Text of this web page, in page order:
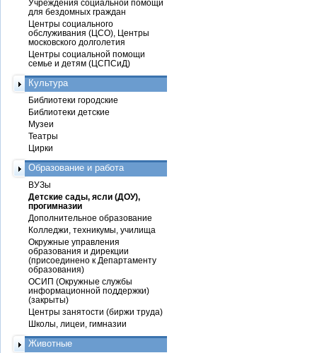
Учреждения социальной помощи
для бездомных граждан
Центры социального
обслуживания (ЦСО), Центры
московского долголетия
Центры социальной помощи
семье и детям (ЦСПСиД)
Культура
Библиотеки городские
Библиотеки детские
Музеи
Театры
Цирки
Образование и работа
ВУЗы
Детские сады, ясли (ДОУ),
прогимназии
Дополнительное образование
Колледжи, техникумы, училища
Окружные управления
образования и дирекции
(присоединено к Департаменту
образования)
ОСИП (Окружные службы
информационной поддержки)
(закрыты)
Центры занятости (биржи труда)
Школы, лицеи, гимназии
Животные